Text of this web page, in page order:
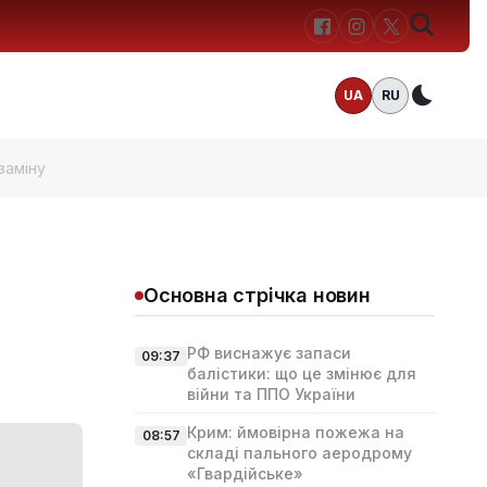
UA RU
Основна стрічка новин
09:37 РФ виснажує запаси
балістики: що це змінює для
війни та ППО України
08:57 Крим: ймовірна пожежа на
складі пального аеродрому
«Гвардійське»